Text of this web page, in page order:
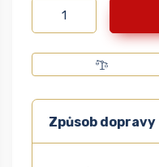
Způsob dopravy